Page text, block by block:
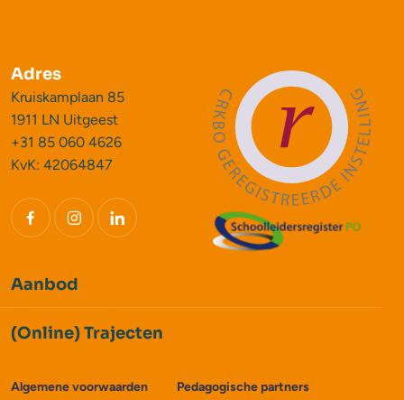
Adres
Kruiskamplaan 85
1911 LN Uitgeest
+31 85 060 4626
KvK: 42064847
Aanbod
(Online) Trajecten
Algemene voorwaarden Pedagogische partners